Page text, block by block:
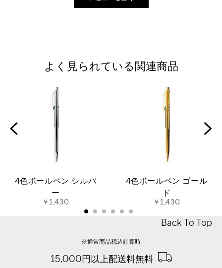
よく見られている関連商品
4色ボールペン シルバ
ー
￥1,430
4色ボールペン ゴール
ド
￥1,430
Back To Top
※通常商品税込計算時
15,000円以上配送料無料